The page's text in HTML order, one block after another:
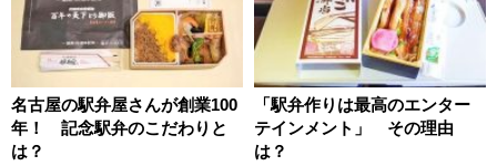
名古屋の駅弁屋さんが創業100
年！ 記念駅弁のこだわりと
は？
「駅弁作りは最高のエンター
テインメント」 その理由
は？